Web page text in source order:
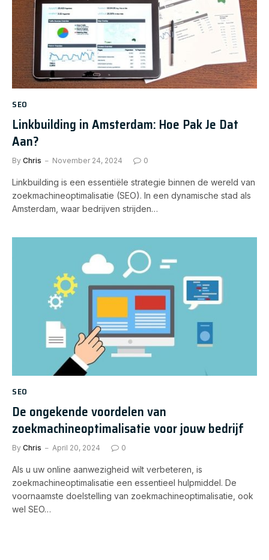
SEO
Linkbuilding in Amsterdam: Hoe Pak Je Dat
Aan?
By Chris November 24, 2024 0
Linkbuilding is een essentiële strategie binnen de wereld van
zoekmachineoptimalisatie (SEO). In een dynamische stad als
Amsterdam, waar bedrijven strijden…
SEO
De ongekende voordelen van
zoekmachineoptimalisatie voor jouw bedrijf
By Chris April 20, 2024 0
Als u uw online aanwezigheid wilt verbeteren, is
zoekmachineoptimalisatie een essentieel hulpmiddel. De
voornaamste doelstelling van zoekmachineoptimalisatie, ook
wel SEO…